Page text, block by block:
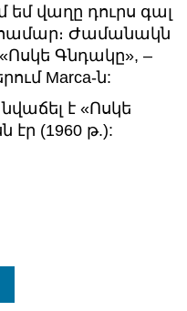
եմ վաղը դուրս գալ
Ժամանակն
Գնդակը», –
Marca-ն:
է «Ոսկե
էր (1960 թ.):